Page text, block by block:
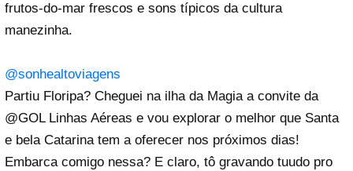
frutos-do-mar frescos e sons típicos da cultura
manezinha.
@sonhealtoviagens
Partiu Floripa? Cheguei na ilha da Magia a convite da
@GOL Linhas Aéreas e vou explorar o melhor que Santa
e bela Catarina tem a oferecer nos próximos dias!
Embarca comigo nessa? E claro, tô gravando tuudo pro